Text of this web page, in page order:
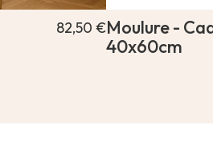
82,50 €Moulure -
40x60cm